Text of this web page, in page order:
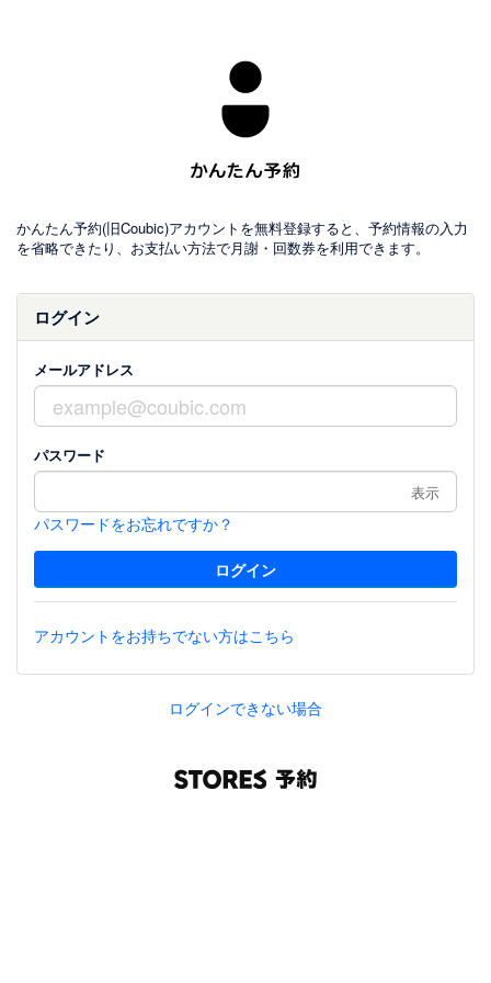
かんたん予約(旧Coubic)アカウントを無料登録すると、予約情報の入力
を省略できたり、お支払い方法で月謝・回数券を利用できます。
ログイン
メールアドレス
パスワード
表示
パスワードをお忘れですか？
アカウントをお持ちでない方はこちら
ログインできない場合